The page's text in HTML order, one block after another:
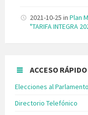
2021-10-25 in Plan
"TARIFA INTEGRA
ACCESO RÁPIDO
Elecciones al
Directorio Telefónico